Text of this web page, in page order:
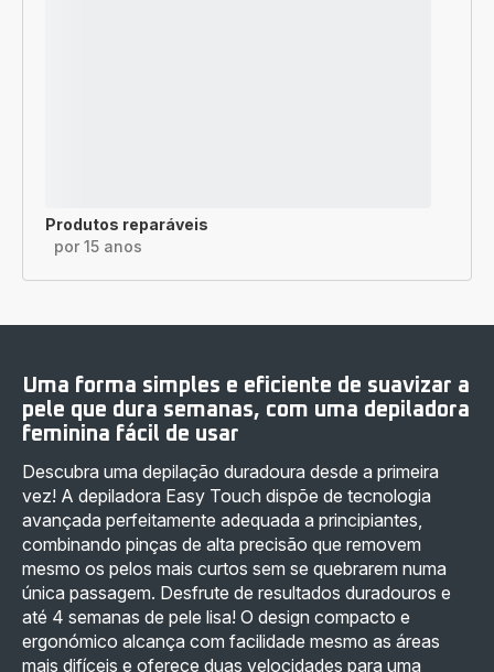
Produtos reparáveis
por 15 anos
Uma forma simples e eficiente de suavizar a
pele que dura semanas, com uma depiladora
feminina fácil de usar
Descubra uma depilação duradoura desde a primeira
vez! A depiladora Easy Touch dispõe de tecnologia
avançada perfeitamente adequada a principiantes,
combinando pinças de alta precisão que removem
mesmo os pelos mais curtos sem se quebrarem numa
única passagem. Desfrute de resultados duradouros e
até 4 semanas de pele lisa! O design compacto e
ergonómico alcança com facilidade mesmo as áreas
mais difíceis e oferece duas velocidades para uma